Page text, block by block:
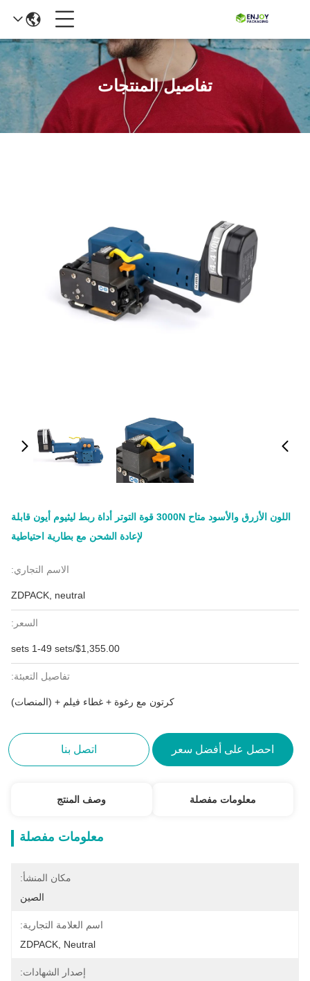
تفاصيل المنتجات
اللون الأزرق والأسود متاح 3000N قوة التوتر أداة ربط ليثيوم أيون قابلة
لإعادة الشحن مع بطارية احتياطية
الاسم التجاري:
ZDPACK, neutral
السعر:
$1,355.00/sets 1-49 sets
تفاصيل التعبئة:
كرتون مع رغوة + غطاء فيلم + (المنصات)
احصل على أفضل سعر اتصل بنا
معلومات مفصلة وصف المنتج
معلومات مفصلة
مكان المنشأ:
الصين
اسم العلامة التجارية:
ZDPACK, Neutral
إصدار الشهادات: